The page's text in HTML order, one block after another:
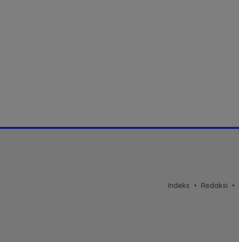
Indeks Redaksi